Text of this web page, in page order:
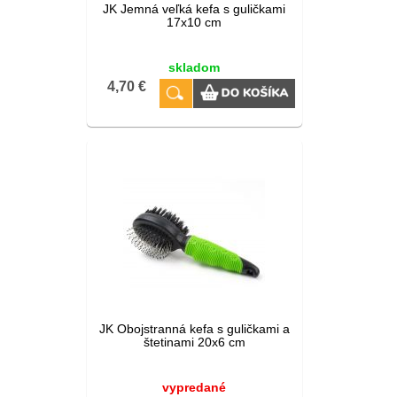
JK Jemná veľká kefa s guličkami
17x10 cm
skladom
4,70 €
JK Obojstranná kefa s guličkami a
štetinami 20x6 cm
vypredané